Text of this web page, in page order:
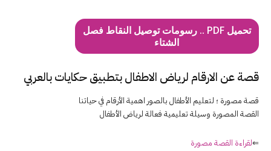
تحميل PDF .. رسومات توصيل النقاط فصل
الشتاء
قصة عن الارقام لرياض الاطفال بتطبيق حكايات بالعربي
قصة مصورة ؛ لتعليم الأطفال بالصور اهمية الأرقام في حياتنا
القصة المصورة وسيلة تعليمية فعالة لرياض الأطفال
⇐لقراءة القصة مصورة